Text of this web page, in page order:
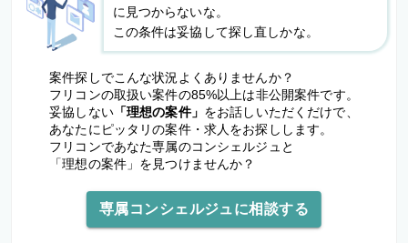
に見つからないな。
この条件は妥協して探し直しかな。
案件探しでこんな状況よくありませんか？
フリコンの取扱い案件の85%以上は非公開案件です。
妥協しない「理想の案件」 をお話しいただくだけで、
あなたにピッタリの案件・求人をお探しします。
フリコンであなた専属のコンシェルジュと
「理想の案件」を見つけませんか？
専属コンシェルジュに相談する